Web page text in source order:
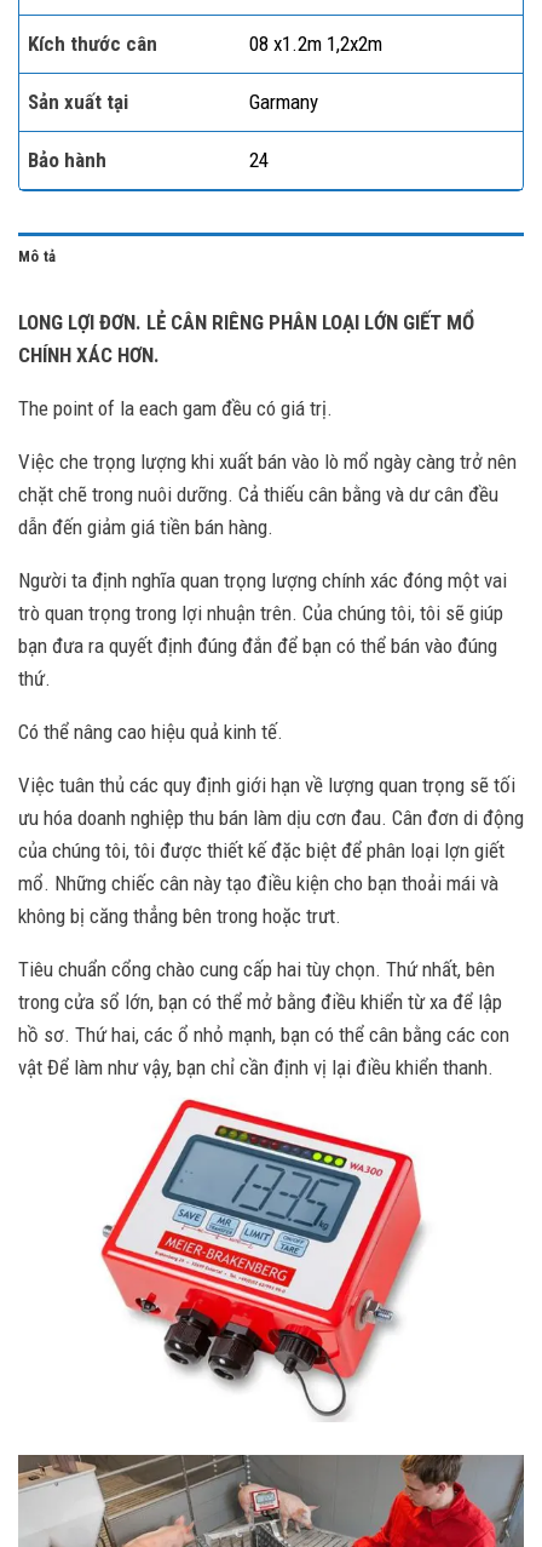
Kích thước cân 08 x1.2m 1,2x2m
Sản xuất tại Garmany
Bảo hành 24
Mô tả
LONG LỢI ĐƠN. LẺ CÂN RIÊNG PHÂN LOẠI LỚN GIẾT MỔ
CHÍNH XÁC HƠN.
The point of la each gam đều có giá trị.
Việc che trọng lượng khi xuất bán vào lò mổ ngày càng trở nên
chặt chẽ trong nuôi dưỡng. Cả thiếu cân bằng và dư cân đều
dẫn đến giảm giá tiền bán hàng.
Người ta định nghĩa quan trọng lượng chính xác đóng một vai
trò quan trọng trong lợi nhuận trên. Của chúng tôi, tôi sẽ giúp
bạn đưa ra quyết định đúng đắn để bạn có thể bán vào đúng
thứ.
Có thể nâng cao hiệu quả kinh tế.
Việc tuân thủ các quy định giới hạn về lượng quan trọng sẽ tối
ưu hóa doanh nghiệp thu bán làm dịu cơn đau. Cân đơn di động
của chúng tôi, tôi được thiết kế đặc biệt để phân loại lợn giết
mổ. Những chiếc cân này tạo điều kiện cho bạn thoải mái và
không bị căng thẳng bên trong hoặc trưt.
Tiêu chuẩn cổng chào cung cấp hai tùy chọn. Thứ nhất, bên
trong cửa sổ lớn, bạn có thể mở bằng điều khiển từ xa để lập
hồ sơ. Thứ hai, các ổ nhỏ mạnh, bạn có thể cân bằng các con
vật Để làm như vậy, bạn chỉ cần định vị lại điều khiển thanh.